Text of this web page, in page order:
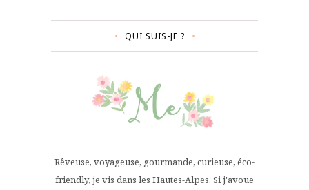
QUI SUIS-JE ?
Rêveuse, voyageuse, gourmande, curieuse, éco-
friendly, je vis dans les Hautes-Alpes. Si j'avoue